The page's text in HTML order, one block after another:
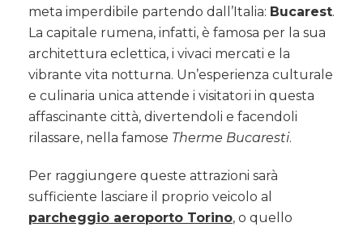
meta imperdibile partendo dall’Italia: Bucarest.
La capitale rumena, infatti, è famosa per la sua
architettura eclettica, i vivaci mercati e la
vibrante vita notturna. Un’esperienza culturale
e culinaria unica attende i visitatori in questa
affascinante città, divertendoli e facendoli
rilassare, nella famose Therme Bucaresti.
Per raggiungere queste attrazioni sarà
sufficiente lasciare il proprio veicolo al
parcheggio aeroporto Torino, o quello